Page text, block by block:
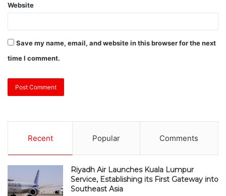
Website
Save my name, email, and website in this browser for the next
time I comment.
Recent Popular Comments
Riyadh Air Launches Kuala Lumpur
Service, Establishing its First Gateway into
Southeast Asia